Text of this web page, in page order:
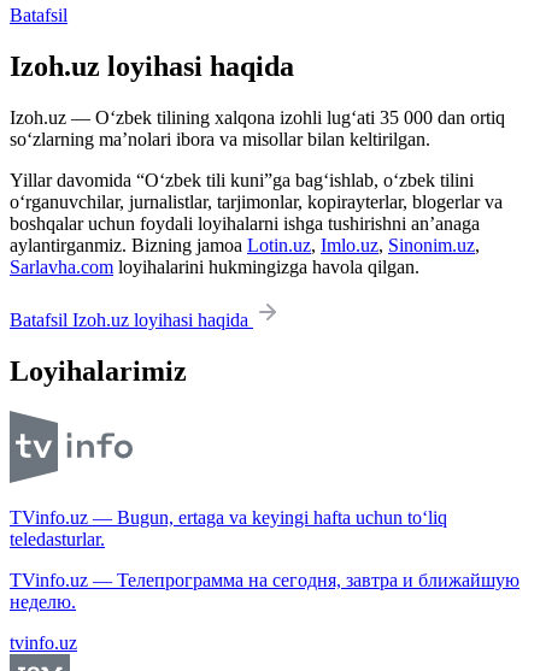
Batafsil
Izoh.uz loyihasi haqida
Izoh.uz — O‘zbek tilining xalqona izohli lug‘ati 35 000 dan ortiq
so‘zlarning ma’nolari ibora va misollar bilan keltirilgan.
Yillar davomida “O‘zbek tili kuni”ga bag‘ishlab, o‘zbek tilini
o‘rganuvchilar, jurnalistlar, tarjimonlar, kopirayterlar, blogerlar va
boshqalar uchun foydali loyihalarni ishga tushirishni an’anaga
aylantirganmiz. Bizning jamoa Lotin.uz, Imlo.uz, Sinonim.uz,
Sarlavha.com loyihalarini hukmingizga havola qilgan.
Batafsil Izoh.uz loyihasi haqida
Loyihalarimiz
TVinfo.uz — Bugun, ertaga va keyingi hafta uchun to‘liq
teledasturlar.
TVinfo.uz — Телепрограмма на сегодня, завтра и ближайшую
неделю.
tvinfo.uz